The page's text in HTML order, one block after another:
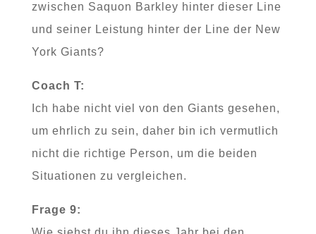
zwischen Saquon Barkley hinter dieser Line
und seiner Leistung hinter der Line der New
York Giants?
Coach T:
Ich habe nicht viel von den Giants gesehen,
um ehrlich zu sein, daher bin ich vermutlich
nicht die richtige Person, um die beiden
Situationen zu vergleichen.
Frage 9: